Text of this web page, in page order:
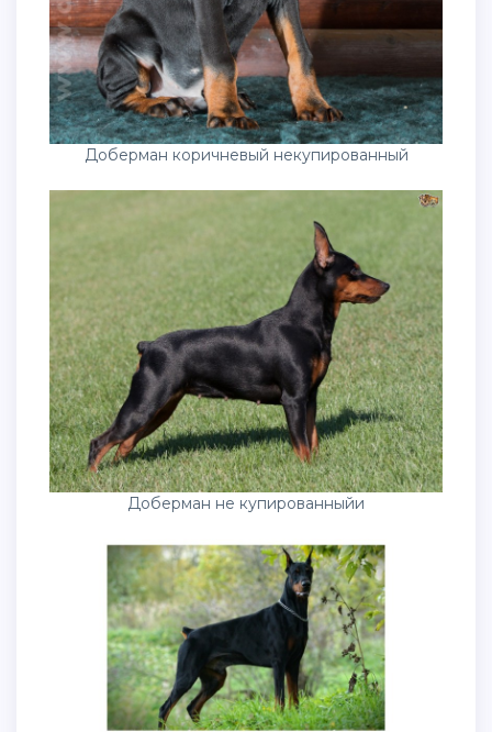
Доберман коричневый некупированный
Доберман не купированныйи